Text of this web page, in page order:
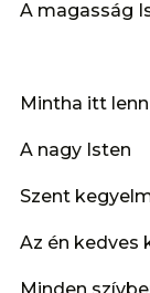
A magasság
Mintha itt lenn
A nagy Isten
Szent
Az én kedves
Minden